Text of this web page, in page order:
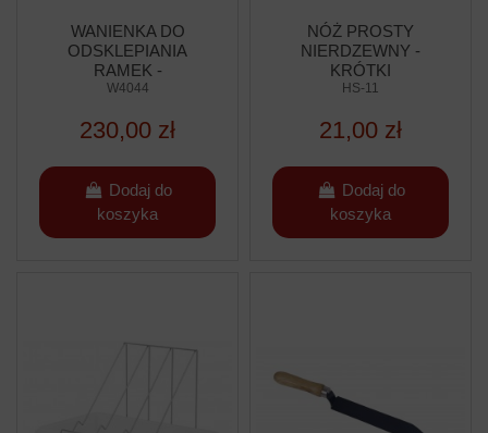
WANIENKA DO
ODSKLEPIANIA
RAMEK -
NIERDZEWNA
W4044
230,00 zł
Dodaj do
koszyka
NÓŻ PROSTY
NIERDZEWNY -
KRÓTKI
HS-11
21,00 zł
Dodaj do
koszyka